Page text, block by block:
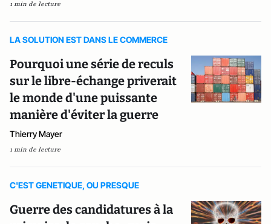
1 min de lecture
LA SOLUTION EST DANS LE COMMERCE
Pourquoi une série de reculs
sur le libre-échange priverait
le monde d'une puissante
manière d'éviter la guerre
Thierry Mayer
1 min de lecture
C'EST GENETIQUE, OU PRESQUE
Guerre des candidatures à la